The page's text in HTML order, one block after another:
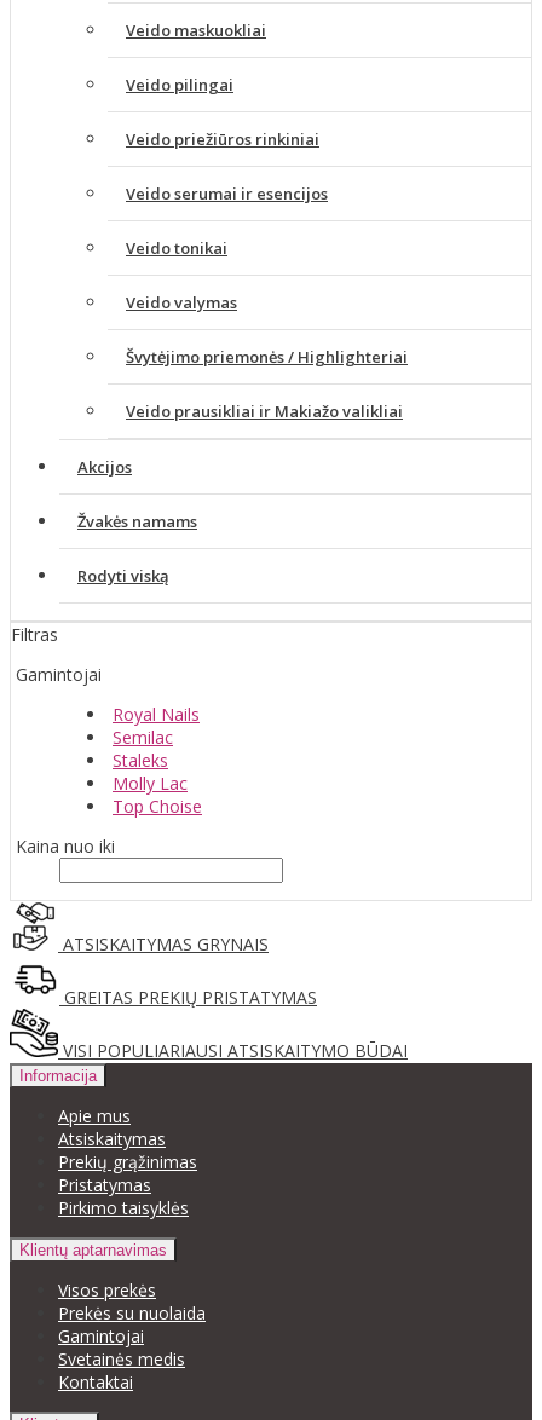
Veido maskuokliai
Veido pilingai
Veido priežiūros rinkiniai
Veido serumai ir esencijos
Veido tonikai
Veido valymas
Švytėjimo priemonės / Highlighteriai
Veido prausikliai ir Makiažo valikliai
Akcijos
Žvakės namams
Rodyti viską
Filtras
Gamintojai
Royal Nails
Semilac
Staleks
Molly Lac
Top Choise
Kaina nuo iki
ATSISKAITYMAS GRYNAIS
GREITAS PREKIŲ PRISTATYMAS
VISI POPULIARIAUSI ATSISKAITYMO BŪDAI
Informacija
Apie mus
Atsiskaitymas
Prekių grąžinimas
Pristatymas
Pirkimo taisyklės
Klientų aptarnavimas
Visos prekės
Prekės su nuolaida
Gamintojai
Svetainės medis
Kontaktai